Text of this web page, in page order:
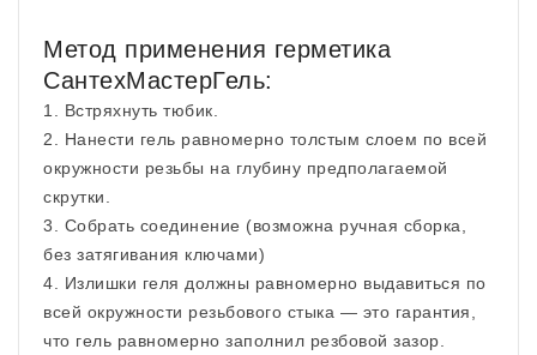
Метод применения герметика
СантехМастерГель:
1. Встряхнуть тюбик.
2. Нанести гель равномерно толстым слоем по всей
окружности резьбы на глубину предполагаемой
скрутки.
3. Собрать соединение (возможна ручная сборка,
без затягивания ключами)
4. Излишки геля должны равномерно выдавиться по
всей окружности резьбового стыка — это гарантия,
что гель равномерно заполнил резбовой зазор.